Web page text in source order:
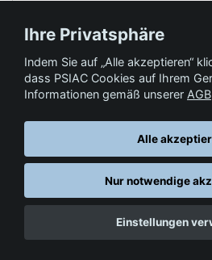
Feedback
© Springer-Verlag GmbH. Part of Springer
Ihre Privatsphäre
Indem Sie auf „Alle akzeptieren“
dass PSIAC Cookies auf Ihrem
Informationen gemäß unserer AGB
Alle
Nur notwendige
Einstellungen